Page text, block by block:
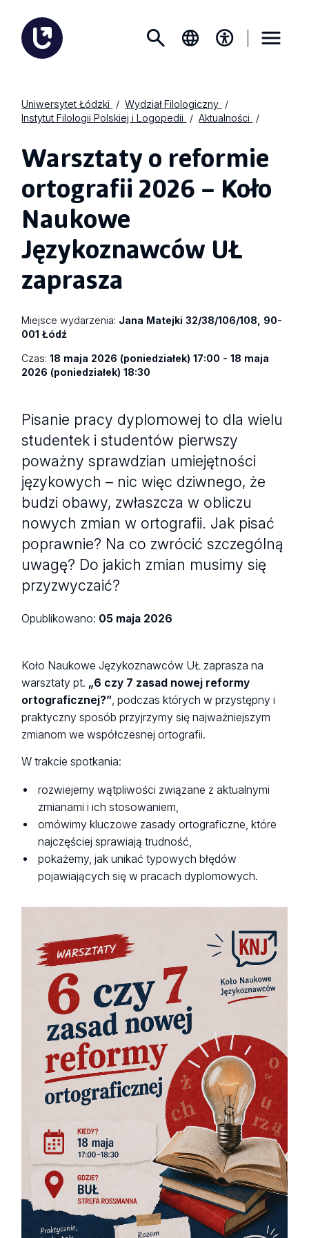
Uniwersytet Łódzki
Wydział Filologiczny
Instytut Filologii Polskiej i Logopedii
Aktualności
Warsztaty o reformie
ortografii 2026 – Koło
Naukowe
Językoznawców UŁ
zaprasza
Miejsce wydarzenia: Jana Matejki 32/38/106/108, 90-
001 Łódź
Czas:18 maja 2026 (poniedziałek) 17:00 - 18 maja
2026 (poniedziałek) 18:30
Pisanie pracy dyplomowej to dla wielu
studentek i studentów pierwszy
poważny sprawdzian umiejętności
językowych – nic więc dziwnego, że
budzi obawy, zwłaszcza w obliczu
nowych zmian w ortografii. Jak pisać
poprawnie? Na co zwrócić szczególną
uwagę? Do jakich zmian musimy się
przyzwyczaić?
Opublikowano: 05 maja 2026
Koło Naukowe Językoznawców UŁ zaprasza na
warsztaty pt. „6 czy 7 zasad nowej reformy
ortograficznej?”, podczas których w przystępny i
praktyczny sposób przyjrzymy się najważniejszym
zmianom we współczesnej ortografii.
W trakcie spotkania:
rozwiejemy wątpliwości związane z aktualnymi
zmianami i ich stosowaniem,
omówimy kluczowe zasady ortograficzne, które
najczęściej sprawiają trudność,
pokażemy, jak unikać typowych błędów
pojawiających się w pracach dyplomowych.